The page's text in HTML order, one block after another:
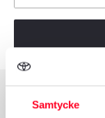
Samtycke
Group